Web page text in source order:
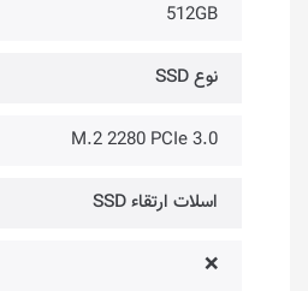
512GB
نوع SSD
M.2 2280 PCIe 3.0
اسلات ارتقاء SSD
❌